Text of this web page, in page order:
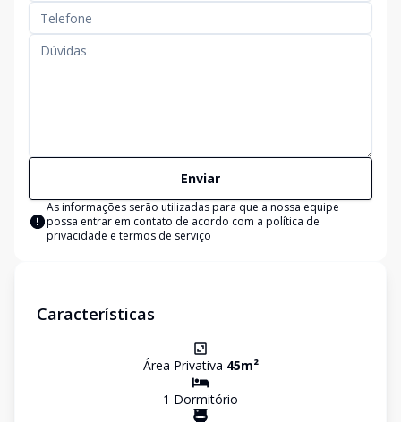
Enviar
As informações serão utilizadas para que a nossa equipe
possa entrar em contato de acordo com a política de
privacidade e termos de serviço
Características
Área Privativa 45m²
1 Dormitório